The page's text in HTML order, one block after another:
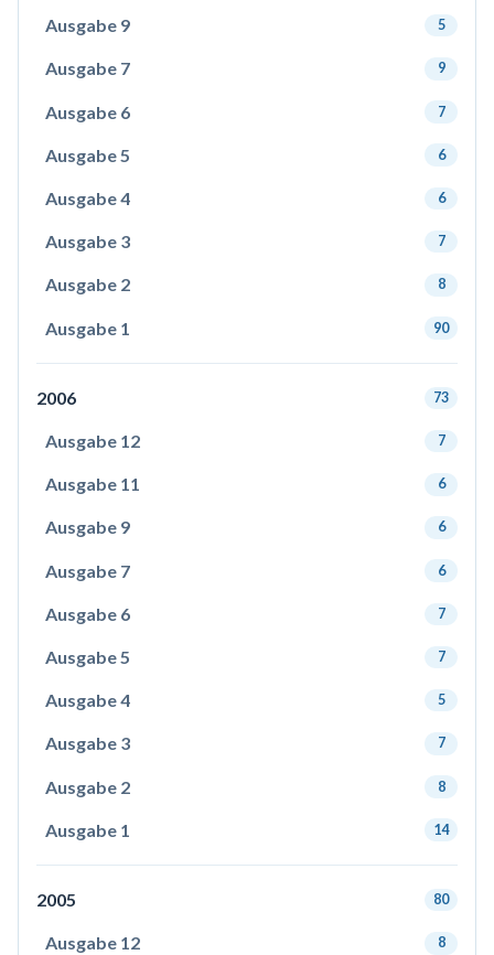
Ausgabe 9 5
Ausgabe 7 9
Ausgabe 6 7
Ausgabe 5 6
Ausgabe 4 6
Ausgabe 3 7
Ausgabe 2 8
Ausgabe 1 90
2006 73
Ausgabe 12 7
Ausgabe 11 6
Ausgabe 9 6
Ausgabe 7 6
Ausgabe 6 7
Ausgabe 5 7
Ausgabe 4 5
Ausgabe 3 7
Ausgabe 2 8
Ausgabe 1 14
2005 80
Ausgabe 12 8